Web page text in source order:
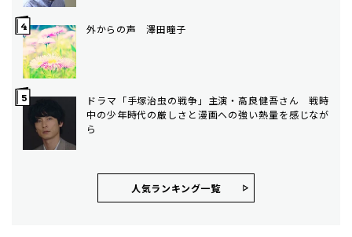
外からの声 澤田瞳子
ドラマ「手塚治虫の戦争」主演・高良健吾さん 戦時
中の少年時代の厳しさと漫画への強い熱量を感じなが
ら
人気ランキング⼀覧